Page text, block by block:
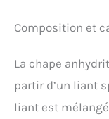
Composition et
La chape
partir d’un liant
liant est